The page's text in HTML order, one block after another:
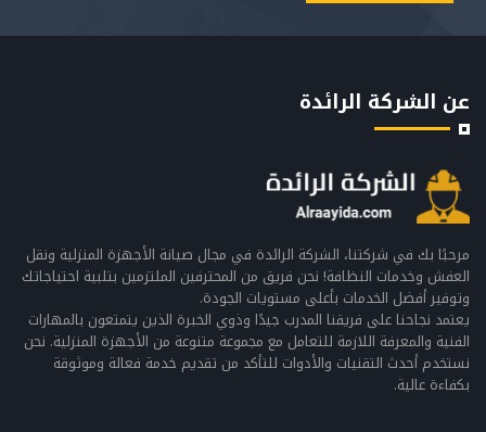
عن الشركة الرائدة
مرحبًا بك في شركتنا، الشركة الرائدة في مجال صيانة الأجهزة المنزلية ونقل
العفش وخدمات النظافة! نحن فريق من المحترفين الملتزمين بتلبية احتياجاتك
وتوفير أفضل الخدمات بأعلى مستويات الجودة.
يعتمد نجاحنا على فريقنا المدرب جيدًا وذوي الخبرة الذين يتمتعون بالمهارات
الفنية والمعرفة اللازمة للتعامل مع مجموعة متنوعة من الأجهزة المنزلية. نحن
نستخدم أحدث التقنيات والأدوات للتأكد من تقديم خدمة فعالة وموثوقة
بكفاءة عالية.